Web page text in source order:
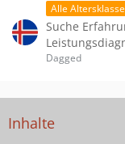
Alle
Suche
Dagged
Inhalte